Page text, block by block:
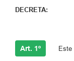
DECRETA:
Art. 1º Este